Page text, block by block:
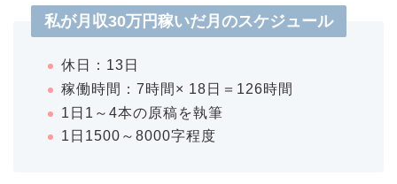
私が月収30万円稼いだ月のスケジュール
休日：13日
稼働時間：7時間× 18日＝126時間
1日1～4本の原稿を執筆
1日1500～8000字程度